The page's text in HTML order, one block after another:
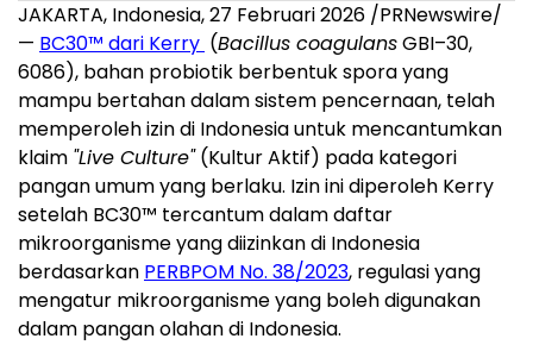
JAKARTA, Indonesia, 27 Februari 2026 /PRNewswire/
— BC30™ dari Kerry (Bacillus coagulansGBI–30,
6086), bahan probiotik berbentuk spora yang
mampu bertahan dalam sistem pencernaan, telah
memperoleh izin di Indonesia untuk mencantumkan
klaim "Live Culture"(Kultur Aktif) pada kategori
pangan umum yang berlaku. Izin ini diperoleh Kerry
setelah BC30™ tercantum dalam daftar
mikroorganisme yang diizinkan di Indonesia
berdasarkan PERBPOM No. 38/2023, regulasi yang
mengatur mikroorganisme yang boleh digunakan
dalam pangan olahan di Indonesia.